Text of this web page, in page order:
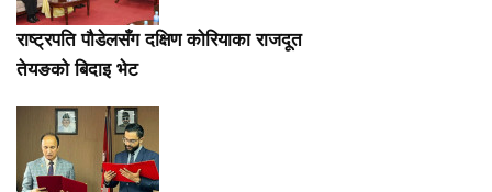
राष्ट्रपति पौडेलसँग दक्षिण कोरियाका राजदूत
तेयङको बिदाइ भेट